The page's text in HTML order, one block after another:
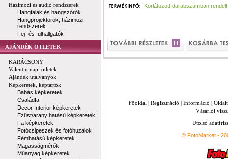
Házimozi és audió rendszerek
Hangfalak és hangszórók
Hangprojektorok, házimozi
rendszerek
Fej- és fülhallgatók
AJÁNDÉK ÖTLETEK
KARÁCSONY
Valentin napi ötletek
Ajándék utalványok
Képkeretek, képtartók
Babás képkeretek
Családfa
Decor Interior képkeretek
Ezüst/arany hatású képkeretek
Fa képkeretek
Fotócsipeszek és fotóhuzalok
Fémhatású képkeretek
Magasságmérők
Műanyag képkeretek
Korlátozott darabszámban
Főoldal | Regisztráció | Információ |
Vásárlói
Utolsó
© FotoMarket -